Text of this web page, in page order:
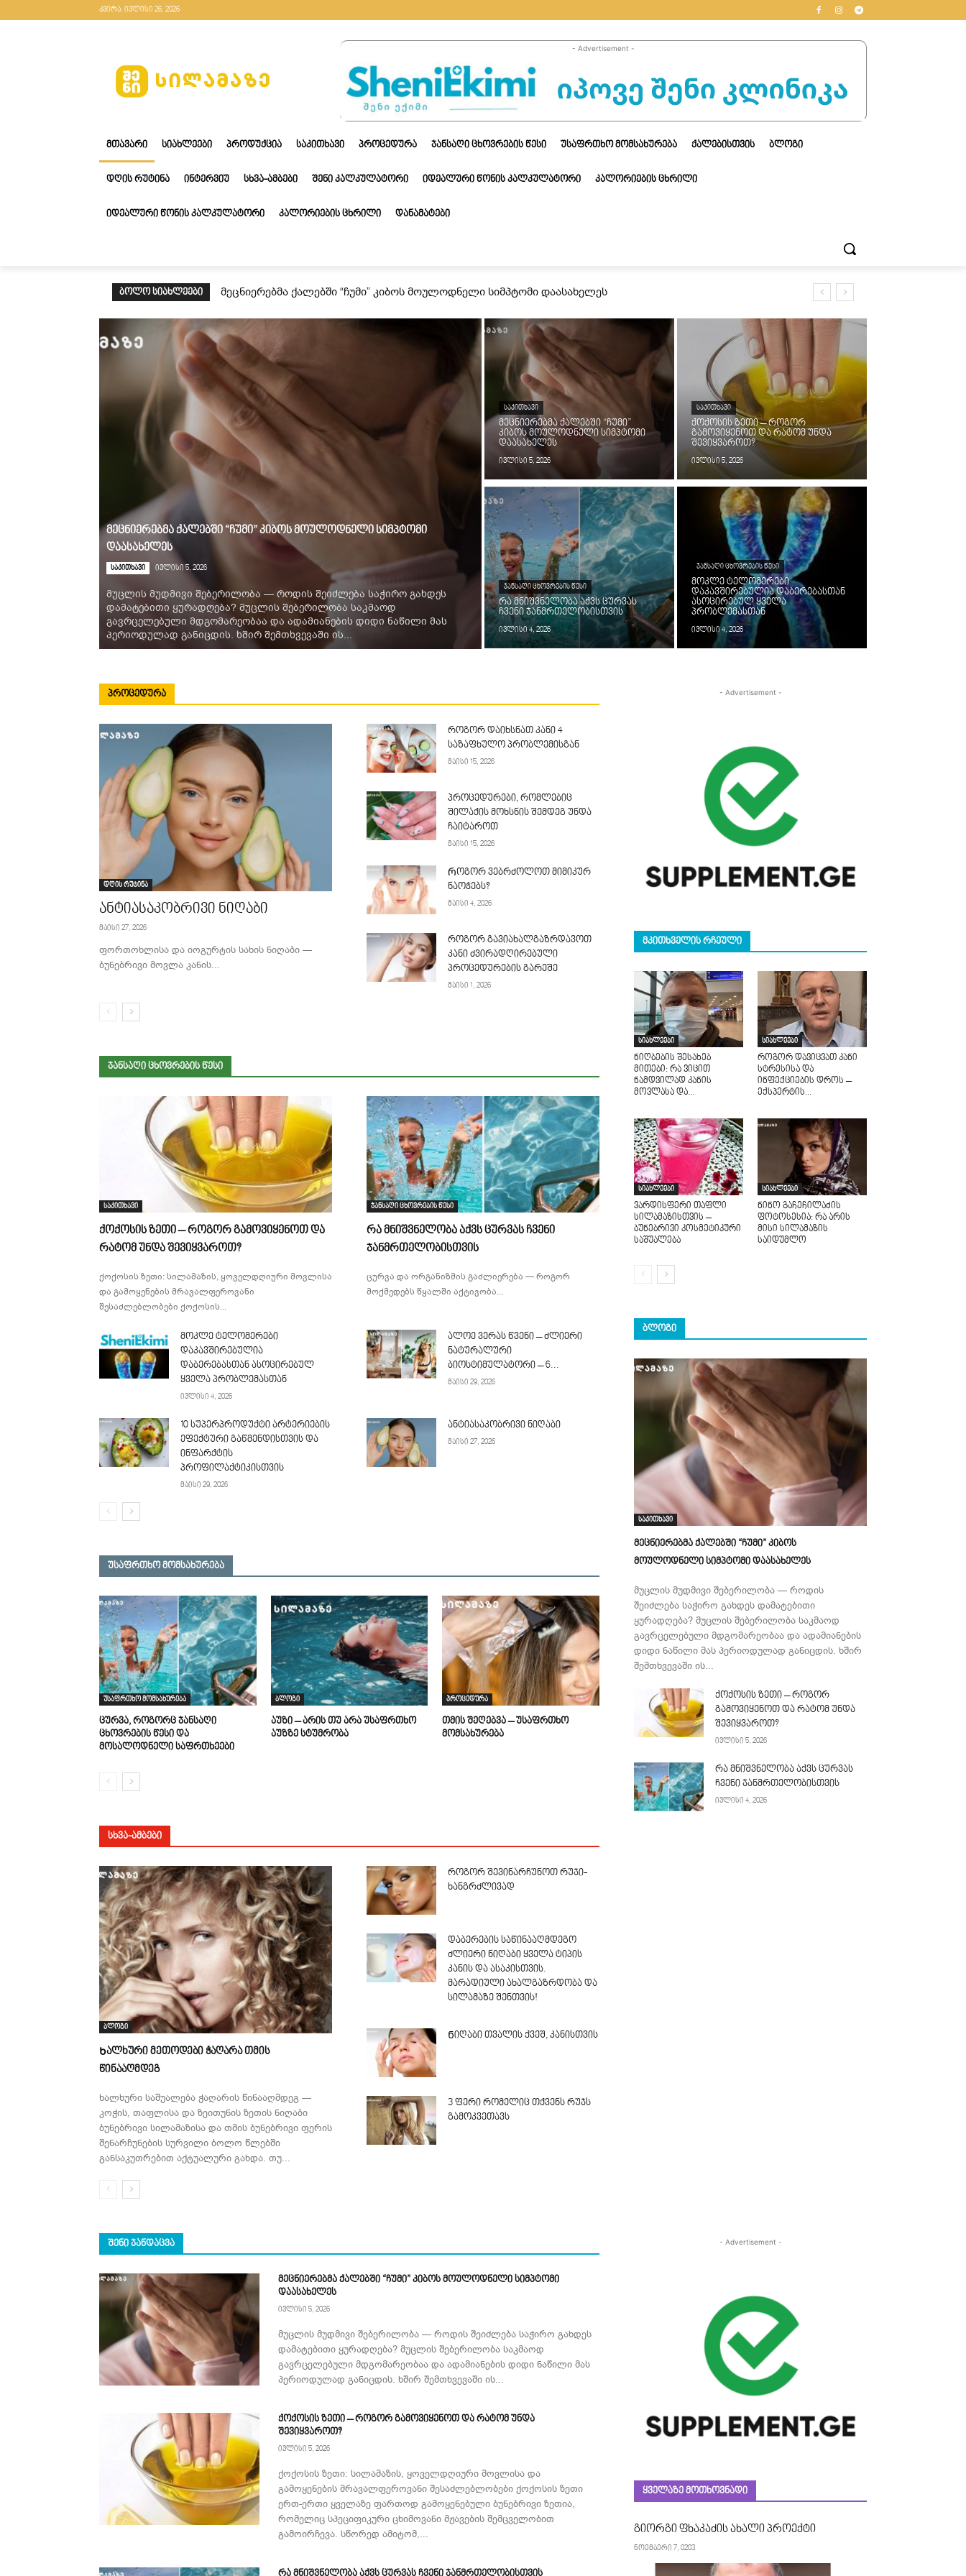
კვირა, ივლისი 26, 2026
- Advertisement -
ᲛᲗᲐᲕᲐᲠᲘ ᲡᲘᲐᲮᲚᲔᲔᲑᲘ ᲞᲠᲝᲓᲣᲥᲪᲘᲐ ᲡᲐᲙᲘᲗᲮᲐᲕᲘ ᲞᲠᲝᲪᲔᲓᲣᲠᲐ ᲯᲐᲜᲡᲐᲦᲘ ᲪᲮᲝᲕᲠᲔᲑᲘᲡ ᲬᲔᲡᲘ ᲣᲡᲐᲤᲠᲗᲮᲝ ᲛᲝᲛᲡᲐᲮᲣᲠᲔᲑᲐ ᲥᲐᲚᲔᲑᲘᲡᲗᲕᲘᲡ ᲑᲚᲝᲒᲘ
ᲓᲦᲘᲡ ᲠᲣᲢᲘᲜᲐ ᲘᲜᲢᲔᲠᲕᲘᲣ ᲡᲮᲕᲐ-ᲐᲛᲑᲔᲑᲘ ᲨᲔᲜᲘ ᲙᲐᲚᲙᲣᲚᲐᲢᲝᲠᲘ ᲘᲓᲔᲐᲚᲣᲠᲘ ᲬᲝᲜᲘᲡ ᲙᲐᲚᲙᲣᲚᲐᲢᲝᲠᲘ ᲙᲐᲚᲝᲠᲘᲔᲑᲘᲡ ᲪᲮᲠᲘᲚᲘ
ᲘᲓᲔᲐᲚᲣᲠᲘ ᲬᲝᲜᲘᲡ ᲙᲐᲚᲙᲣᲚᲐᲢᲝᲠᲘ ᲙᲐᲚᲝᲠᲘᲔᲑᲘᲡ ᲪᲮᲠᲘᲚᲘ ᲓᲐᲜᲐᲛᲐᲢᲔᲑᲘ
ᲑᲝᲚᲝ ᲡᲘᲐᲮᲚᲔᲔᲑᲘ მეცნიერებმა ქალებში “ჩუმი” კიბოს მოულოდნელი სიმპტომი დაასახელეს
მეცნიერებმა ქალებში “ჩუმი” კიბოს მოულოდნელი სიმპტომი
დაასახელეს
საკითხავი ივლისი 5, 2026
მუცლის მუდმივი შებერილობა — როდის შეიძლება საჭირო გახდეს
დამატებითი ყურადღება? მუცლის შებერილობა საკმაოდ
გავრცელებული მდგომარეობაა და ადამიანების დიდი ნაწილი მას
პერიოდულად განიცდის. ხშირ შემთხვევაში ის...
ᲡᲐᲙᲘᲗᲮᲐᲕᲘ
მეცნიერებმა ქალებში “ჩუმი”
კიბოს მოულოდნელი სიმპტომი
დაასახელეს
ივლისი 5, 2026
ᲡᲐᲙᲘᲗᲮᲐᲕᲘ
ქოქოსის ზეთი – როგორ
გამოვიყენოთ და რატომ უნდა
შევიყვაროთ?
ივლისი 5, 2026
ᲯᲐᲜᲡᲐᲦᲘ ᲪᲮᲝᲕᲠᲔᲑᲘᲡ ᲬᲔᲡᲘ
რა მნიშვნელობა აქვს ცურვას
ჩვენი ჯანმრთელობისთვის
ივლისი 4, 2026
ᲯᲐᲜᲡᲐᲦᲘ ᲪᲮᲝᲕᲠᲔᲑᲘᲡ ᲬᲔᲡᲘ
მოკლე ტელომერები
დაკავშირებულია დაბერებასთან
ასოცირებულ ყველა
პრობლემასთან
ივლისი 4, 2026
ᲞᲠᲝᲪᲔᲓᲣᲠᲐ
დღის რუტინა
ანტიასაკობრივი ნიღაბი
მაისი 27, 2026
ფორთოხლისა და იოგურტის სახის ნიღაბი —
ბუნებრივი მოვლა კანის...
როგორ დაიხსნათ კანი 4
საზაფხულო პრობლემისგან
მაისი 15, 2026
პროცედურები, რომლებიც
შილაქის მოხსნის შემდეგ უნდა
ჩაიტაროთ
მაისი 15, 2026
Როგორ ვებრძოლოთ მიმიკურ
ნაოჭებს?
მაისი 4, 2026
როგორ გავიახალგაზრდავოთ
კანი ძვირადღირებული
პროცედურების გარეშე
მაისი 1, 2026
ᲯᲐᲜᲡᲐᲦᲘ ᲪᲮᲝᲕᲠᲔᲑᲘᲡ ᲬᲔᲡᲘ
საკითხავი
ქოქოსის ზეთი – როგორ გამოვიყენოთ და
რატომ უნდა შევიყვაროთ?
ქოქოსის ზეთი: სილამაზის, ყოველდღიური მოვლისა
და გამოყენების მრავალფეროვანი
შესაძლებლობები ქოქოსის...
ჯანსაღი ცხოვრების წესი
რა მნიშვნელობა აქვს ცურვას ჩვენი
ჯანმრთელობისთვის
ცურვა და ორგანიზმის გაძლიერება — როგორ
მოქმედებს წყალში აქტივობა...
მოკლე ტელომერები
დაკავშირებულია
დაბერებასთან ასოცირებულ
ყველა პრობლემასთან
ივლისი 4, 2026
ალოე ვერას წვენი – ძლიერი
ნატურალური
ბიოსტიმულატორი – 6...
მაისი 29, 2026
10 სუპერპროდუქტი არტერიების
ეფექტური გაწმენდისთვის და
ინფარქტის
პროფილაქტიკისთვის
მაისი 29, 2026
ანტიასაკობრივი ნიღაბი
მაისი 27, 2026
უსაფრთხო მომსახურება
უსაფრთხო მომსახურება
ცურვა, როგორც ჯანსაღი
ცხოვრების წესი და
მოსალოდნელი საფრთხეები
ბლოგი
აუზი – არის თუ არა უსაფრთხო
აუზზე სტუმრობა
პროცედურა
თმის შეღებვა – უსაფრთხო
მომსახურება
ᲡᲮᲕᲐ-ᲐᲛᲑᲔᲑᲘ
ბლოგი
Ხალხური მეთოდები ჭაღარა თმის
წინააღმდეგ
ხალხური საშუალება ჭაღარის წინააღმდეგ —
კოჭის, თაფლისა და ზეითუნის ზეთის ნიღაბი
ბუნებრივი სილამაზისა და თმის ბუნებრივი ფერის
შენარჩუნების სურვილი ბოლო წლებში
განსაკუთრებით აქტუალური გახდა. თუ...
როგორ შევინარჩუნოთ რუჯი-
ხანგრძლივად
დაბერების საწინააღმდეგო
ძლიერი ნიღაბი ყველა ტიპის
კანის და ასაკისთვის.
მარადიული ახალგაზრდობა და
სილამაზე შენთვის!
Ნიღაბი თვალის ქვეშ, კანისთვის
3 ფერი რომელიც თქვენს რუჯს
გამოკვეთავს
- Advertisement -
ᲛᲙᲘᲗᲮᲕᲔᲚᲘᲡ ᲠᲩᲔᲣᲚᲘ
სიახლეები
ნიღბების შესახებ
მითები: რა ვიცით
ნამდვილად კანის
მოვლასა და...
სიახლეები
როგორ დავიცვათ კანი
სტრესისა და
ინფექციების დროს –
ექსპერტის...
სიახლეები
ვარდისფერი თაფლი
სილამაზისთვის –
ბუნებრივი კოსმეტიკური
საშუალება
სიახლეები
ნინო გაჩეჩილაძის
ფოტოსესია: რა არის
მისი სილამაზის
საიდუმლო
ᲑᲚᲝᲒᲘ
საკითხავი
მეცნიერებმა ქალებში “ჩუმი” კიბოს
მოულოდნელი სიმპტომი დაასახელეს
მუცლის მუდმივი შებერილობა — როდის
შეიძლება საჭირო გახდეს დამატებითი
ყურადღება? მუცლის შებერილობა საკმაოდ
გავრცელებული მდგომარეობაა და ადამიანების
დიდი ნაწილი მას პერიოდულად განიცდის. ხშირ
შემთხვევაში ის...
ქოქოსის ზეთი – როგორ
გამოვიყენოთ და რატომ უნდა
შევიყვაროთ?
ივლისი 5, 2026
რა მნიშვნელობა აქვს ცურვას
ჩვენი ჯანმრთელობისთვის
ივლისი 4, 2026
ᲨᲔᲜᲘ ᲯᲐᲜᲓᲐᲪᲕᲐ
მეცნიერებმა ქალებში “ჩუმი” კიბოს მოულოდნელი სიმპტომი
დაასახელეს
ივლისი 5, 2026
მუცლის მუდმივი შებერილობა — როდის შეიძლება საჭირო გახდეს
დამატებითი ყურადღება? მუცლის შებერილობა საკმაოდ
გავრცელებული მდგომარეობაა და ადამიანების დიდი ნაწილი მას
პერიოდულად განიცდის. ხშირ შემთხვევაში ის...
ქოქოსის ზეთი – როგორ გამოვიყენოთ და რატომ უნდა
შევიყვაროთ?
ივლისი 5, 2026
ქოქოსის ზეთი: სილამაზის, ყოველდღიური მოვლისა და
გამოყენების მრავალფეროვანი შესაძლებლობები ქოქოსის ზეთი
ერთ-ერთი ყველაზე ფართოდ გამოყენებული ბუნებრივი ზეთია,
რომელიც სპეციფიკური ცხიმოვანი მჟავების შემცველობით
გამოირჩევა. სწორედ ამიტომ,...
- Advertisement -
ᲧᲕᲔᲚᲐᲖᲔ ᲛᲝᲗᲮᲝᲕᲜᲐᲓᲘ
გიორგი ფხაკაძის ახალი პროექტი
ნოემბერი 7, 0203